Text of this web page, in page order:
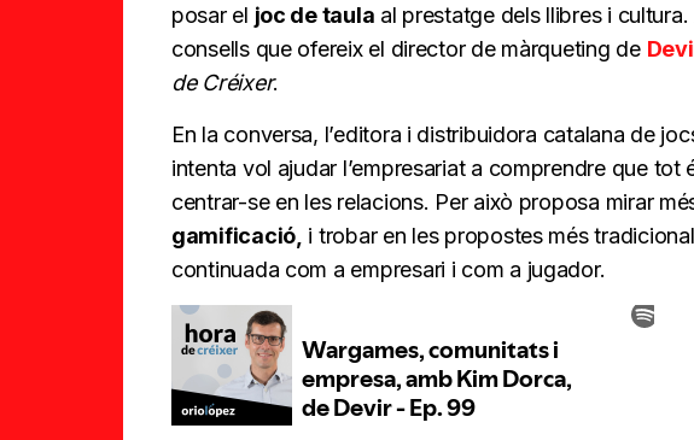
posar el joc de taula al prestatge dels llibres i
consells que ofereix el director de màrqueting de
de Créixer.
En la conversa, l’editora i distribuidora catalana de
intenta vol ajudar l’empresariat a comprendre que tot
centrar-se en les relacions. Per això proposa mirar
gamificació, i trobar en les propostes més
continuada com a empresari i com a jugador.